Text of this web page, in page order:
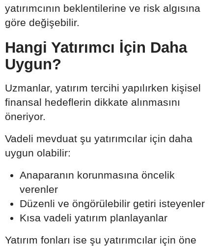
yatırımcının beklentilerine ve risk algısına
göre değişebilir.
Hangi Yatırımcı İçin Daha
Uygun?
Uzmanlar, yatırım tercihi yapılırken kişisel
finansal hedeflerin dikkate alınmasını
öneriyor.
Vadeli mevduat şu yatırımcılar için daha
uygun olabilir:
Anaparanın korunmasına öncelik
verenler
Düzenli ve öngörülebilir getiri isteyenler
Kısa vadeli yatırım planlayanlar
Yatırım fonları ise şu yatırımcılar için öne